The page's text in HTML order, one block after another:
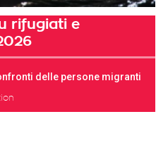
rifugiati e
delle persone migranti